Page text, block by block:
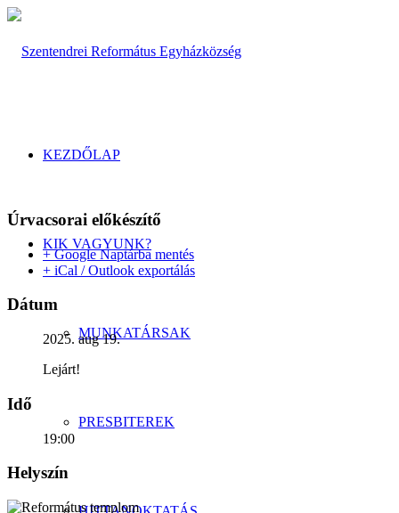
KEZDŐLAP
KIK VAGYUNK?
MUNKATÁRSAK
PRESBITEREK
Úrvacsorai előkészítő
+ Google Naptárba mentés
+ iCal / Outlook exportálás
Dátum
2025. aug 19.
Lejárt!
Idő
19:00
Helyszín